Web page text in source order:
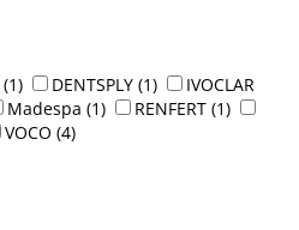
(1) DENTSPLY (1)
IVOCLAR
Madespa (1) RENFERT (1)
VOCO (4)